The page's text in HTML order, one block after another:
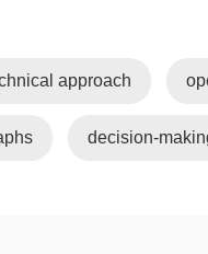
approach
decision-